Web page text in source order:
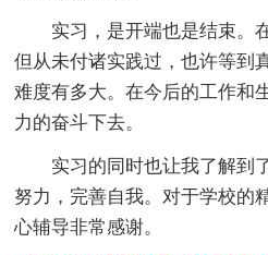
实习，是开端也是结束。
但从未付诸实践过，也许等到
难度有多大。在今后的工作和
力的奋斗下去。
实习的同时也让我了解到
努力，完善自我。对于学校的
心辅导非常感谢。